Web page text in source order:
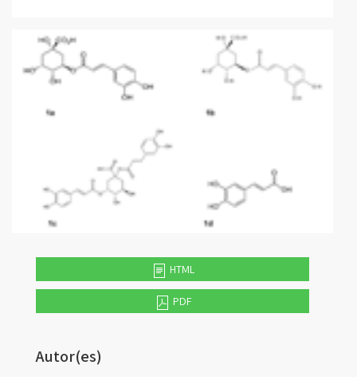
HTML
PDF
Autor(es)